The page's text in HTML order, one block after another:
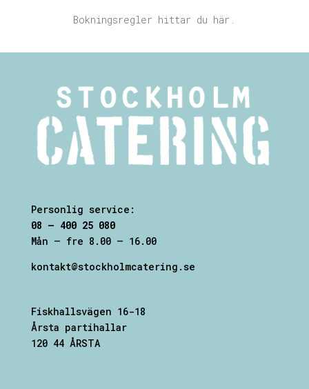
Bokningsregler hittar du här .
Personlig service:
08 – 400 25 080
Mån – fre 8.00 – 16.00
kontakt@stockholmcatering.se
Fiskhallsvägen 16-18
Årsta partihallar
120 44 ÅRSTA